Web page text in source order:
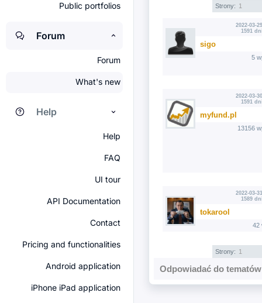
Public portfolios
Forum
Forum
What's new
Help
Help
FAQ
UI tour
API Documentation
Contact
Pricing and functionalities
Android application
iPhone iPad application
Strony: 1
2022-03-
1591
sigo
5
2022-03-
1591
myfund.pl
13156
2022-03-
1589
tokarool
42
Strony: 1
Odpowiadać do